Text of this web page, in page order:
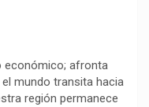
económico; afronta
mundo transita hacia
región permanece